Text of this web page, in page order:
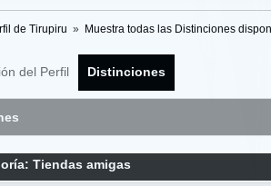
de Tirupiru » Muestra todas las Distinciones
del Perfil Distinciones
Tiendas amigas